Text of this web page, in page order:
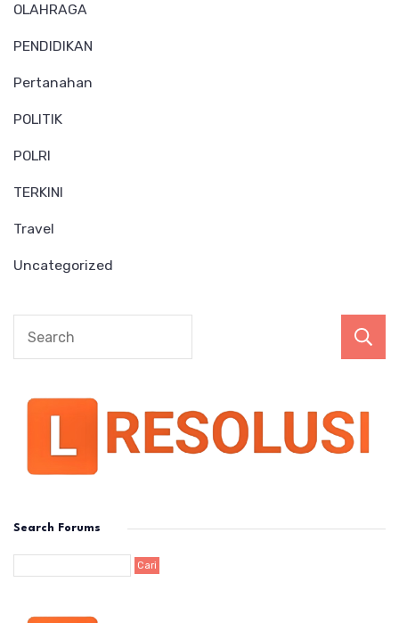
OLAHRAGA
PENDIDIKAN
Pertanahan
POLITIK
POLRI
TERKINI
Travel
Uncategorized
Search Forums